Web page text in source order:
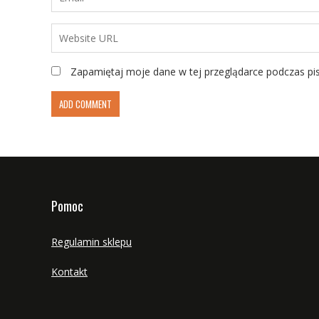
Zapamiętaj moje dane w tej przeglądarce podczas
Pomoc
Regulamin sklepu
Kontakt